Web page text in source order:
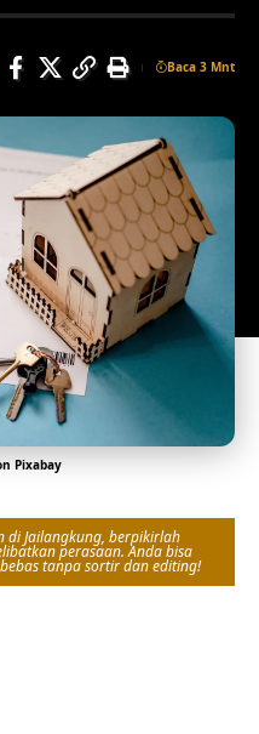
Baca 3 Mnt
Pixabay
di Jailangkung, berpikirlah
perasaan. Anda bisa
tanpa sortir dan editing!